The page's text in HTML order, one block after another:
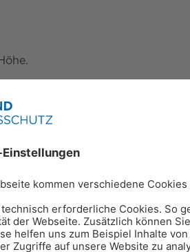
abgesichert.